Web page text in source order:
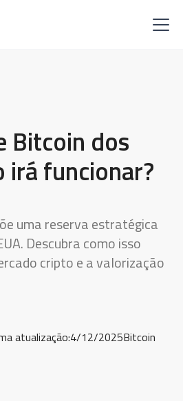
Bitcoin dos
irá funcionar?
uma reserva estratégica
Descubra como isso
cripto e a valorização
atualização:4/12/2025Bitcoin